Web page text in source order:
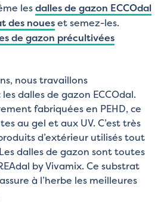
lesdalles de gazon ECCOdal
des noueset semez-les.
de gazon précultivées
nous travaillons
dalles de gazon ECCOdal.
fabriquées en PEHD, ce
au gel et aux UV. C’est très
d’extérieur utilisés tout
dalles de gazon sont toutes
by Vivamix. Ce substrat
à l’herbe les meilleures